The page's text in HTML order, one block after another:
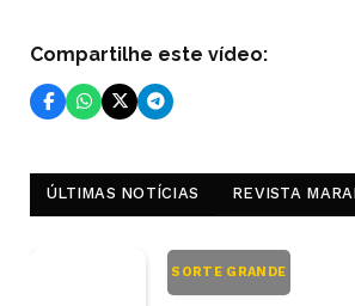
Compartilhe este vídeo:
ÚLTIMAS NOTÍCIAS REVISTA
SORTE GRANDE